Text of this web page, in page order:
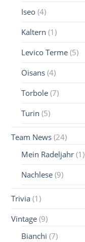
Iseo (4)
Kaltern (1)
Levico Terme (5)
Oisans (4)
Torbole (7)
Turin (5)
Team News (24)
Mein Radeljahr (1)
Nachlese (9)
Trivia (1)
Vintage (9)
Bianchi (7)